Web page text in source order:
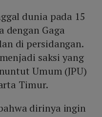
dunia pada 15
dengan Gaga
di persidangan.
saksi yang
Umum (JPU)
Timur.
dirinya ingin